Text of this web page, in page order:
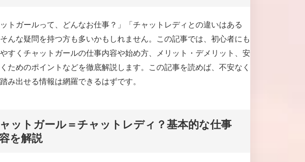
ットガールって、どんなお仕事？」「チャットレディとの違いはある
んな疑問を持つ方も多いかもしれません。この記事では、初心者にも
すくチャットガールの仕事内容や始め方、メリット・デメリット、安
ためのポイントなどを徹底解説します。この記事を読めば、不安なく
み出せる情報は網羅できるはずです。
ットガール＝チャットレディ？基本的な仕事
を解説